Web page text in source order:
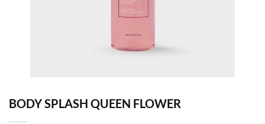
BODY SPLASH QUEEN FLOWER